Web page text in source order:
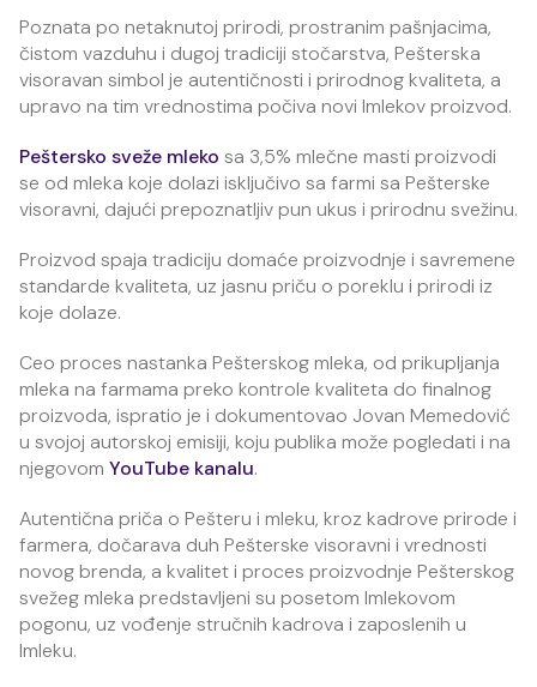
Poznata po netaknutoj prirodi, prostranim pašnjacima,
čistom vazduhu i dugoj tradiciji stočarstva, Pešterska
visoravan simbol je autentičnosti i prirodnog kvaliteta, a
upravo na tim vrednostima počiva novi Imlekov proizvod.
Peštersko sveže mleko sa 3,5% mlečne masti proizvodi
se od mleka koje dolazi isključivo sa farmi sa Pešterske
visoravni, dajući prepoznatljiv pun ukus i prirodnu svežinu.
Proizvod spaja tradiciju domaće proizvodnje i savremene
standarde kvaliteta, uz jasnu priču o poreklu i prirodi iz
koje dolaze.
Ceo proces nastanka Pešterskog mleka, od prikupljanja
mleka na farmama preko kontrole kvaliteta do finalnog
proizvoda, ispratio je i dokumentovao Jovan Memedović
u svojoj autorskoj emisiji, koju publika može pogledati i na
njegovom YouTube kanalu.
Autentična priča o Pešteru i mleku, kroz kadrove prirode i
farmera, dočarava duh Pešterske visoravni i vrednosti
novog brenda, a kvalitet i proces proizvodnje Pešterskog
svežeg mleka predstavljeni su posetom Imlekovom
pogonu, uz vođenje stručnih kadrova i zaposlenih u
Imleku.